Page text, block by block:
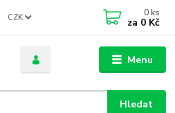
Menu
CZK
Hledat
0 ks
za 0 Kč